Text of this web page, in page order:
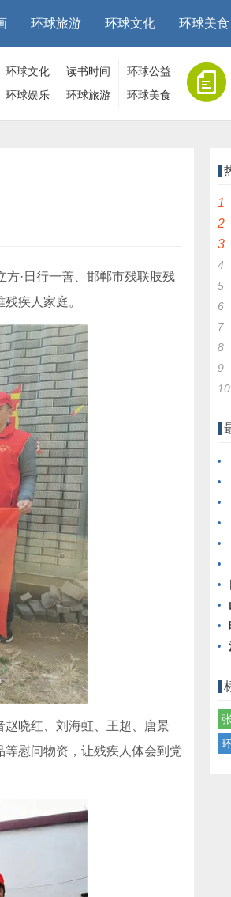
环球旅游 环球文化 环球美食
环球文化 读书时间
环球公益
环球娱乐
环球旅游 环球美食
方·日行一善、邯郸市残联肢残
疾人家庭。
晓红、刘海虹、王超、唐景
慰问物资，让残疾人体会到党
1
2
3
4
5
6
7
8
9
10